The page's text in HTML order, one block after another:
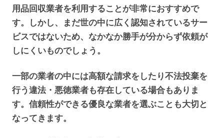
用品回収業者を利用することが非常におすすめで
す。しかし、まだ世の中に広く認知されているサー
ビスではないため、なかなか勝手が分からず依頼が
しにくいものでしょう。
一部の業者の中には高額な請求をしたり不法投棄を
行う違法・悪徳業者も存在している場合もありま
す。信頼性ができる優良な業者を選ぶことも大切と
なってきます。